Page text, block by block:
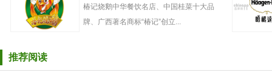
椿记烧鹅中华餐饮名店、中国桂菜十大品
牌、广西著名商标“椿记”创立...
推荐阅读